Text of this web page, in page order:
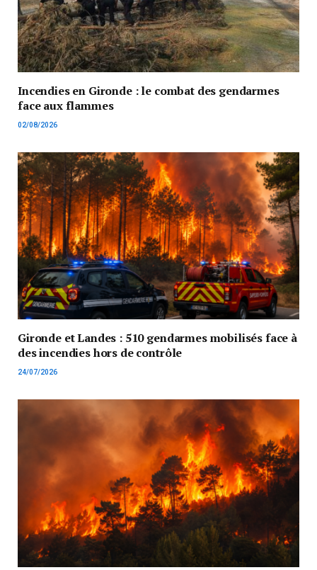
Incendies en Gironde : le combat des gendarmes
face aux flammes
02/08/2026
Gironde et Landes : 510 gendarmes mobilisés face à
des incendies hors de contrôle
24/07/2026